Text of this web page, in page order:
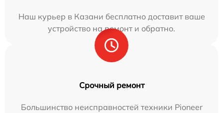
Наш курьер в Казани бесплатно доставит ваше
устройство на ремонт и обратно.
Срочный ремонт
Большинство неисправностей техники Pioneer